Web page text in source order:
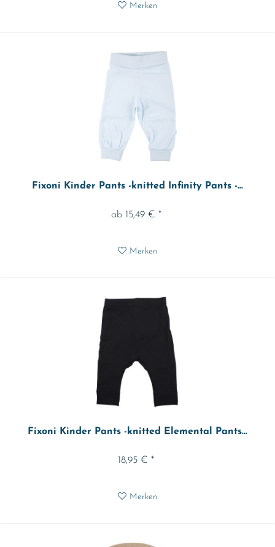
Merken
Fixoni Kinder Pants -knitted Infinity Pants -...
ab 15,49 € *
Merken
Fixoni Kinder Pants -knitted Elemental Pants...
18,95 € *
Merken